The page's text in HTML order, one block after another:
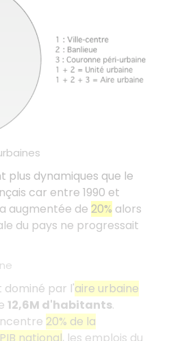
plus dynamiques que le
car entre 1990 et
augmentée de 20% alors
du pays ne progressait
dominé par l'aire urbaine
12,6M d'habitants.
20% de la